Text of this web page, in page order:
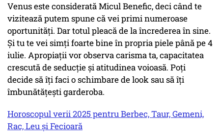
Venus este considerată Micul Benefic, deci când te
vizitează putem spune că vei primi numeroase
oportunități. Dar totul pleacă de la încrederea în sine.
Și tu te vei simți foarte bine în propria piele până pe 4
iulie. Apropiații vor observa carisma ta, capacitatea
crescută de seducție și atitudinea voioasă. Poți
decide să îți faci o schimbare de look sau să îți
îmbunătățești garderoba.
Horoscopul verii 2025 pentru Berbec, Taur, Gemeni,
Rac, Leu și Fecioară